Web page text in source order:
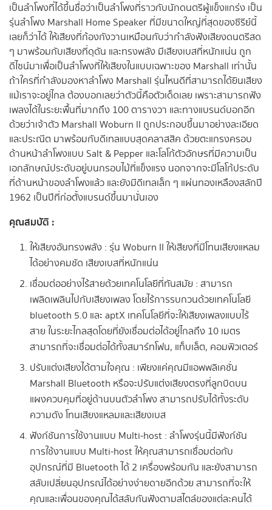
เป็นลำโพงที่ได้ขึ้นชื่อว่าเป็นลำโพงที่ราวกับนักดนตรีผู้แข็งแกร่ง เป็น
รุ่นลำโพง Marshall Home Speaker ที่มีขนาดใหญ่ที่สุดของซีรีย์นี้
เลยก็ว่าได้ ให้เสียงที่ก้องกังวานเหมือนกับว่ากำลังฟังเสียงดนตรีสด
ๆ มาพร้อมกับเสียงที่ดุดัน และทรงพลัง มีเสียงเบสที่หนักแน่น ถูก
ดีไซน์มาเพื่อเป็นลำโพงที่ให้เสียงในแบบเฉพาะของ Marshall เท่านั้น
ถ้าใครที่กำลังมองหาลำโพง Marshall รุ่นไหนดีที่สามารถได้ยินเสียง
แม้เราจะอยู่ไกล ต้องบอกเลยว่าตัวนี้คือตัวเด็ดเลย เพราะสามารถฟัง
เพลงได้ในระยะพื้นที่มากถึง 100 ตารางวา และทางแบรนด์บอกอีก
ด้วยว่าเจ้าตัว Marshall Woburn ll ถูกประกอบขึ้นมาอย่างละเอียด
และประณีต มาพร้อมกับดีเทลแบบสุดคลาสสิค ด้วยตะแกรงครอบ
ด้านหน้าลำโพงแบบ Salt & Pepper และโลโก้ตัวอักษรที่มีความเป็น
เอกลักษณ์ประดับอยู่บนกรอบไม้ที่แข็งแรง นอกจากจะมีโลโก้ประดับ
ที่ด้านหน้าของลำโพงแล้ว และยังมีดีเทลเล็ก ๆ แผ่นทองเหลืองสลักปี
1962 เป็นปีที่ก่อตั้งแบรนด์ขึ้นมานั่นเอง
คุณสมบัติ :
ให้เสียงอันทรงพลัง : รุ่น Woburn II ให้เสียงที่มีโทนเสียงแหลม
ได้อย่างคมชัด เสียงเบสที่หนักแน่น
เชื่อมต่ออย่างไร้สายด้วยเทคโนโลยีที่ทันสมัย : สามารถ
เพลิดเพลินไปกับเสียงเพลง โดยไร้การรบกวนด้วยเทคโนโลยี
bluetooth 5.0 และ aptX เทคโนโลยีที่จะให้เสียงเพลงแบบไร้
สาย ในระยะไกลสุดโดยที่ยังเชื่อมต่อได้อยู่ไกลถึง 10 เมตร
สามารถที่จะเชื่อมต่อได้ทั้งสมาร์ทโฟน, แท็บเล็ต, คอมพิวเตอร์
ปรับแต่งเสียงได้ตามใจคุณ : เพียงแค่คุณมีแอพพลิเคชั่น
Marshall Bluetooth หรือจะปรับแต่งเสียงตรงที่ลูกบิดบน
แผงควบคุมที่อยู่ด้านบนตัวลำโพง สามารถปรับได้ทั้งระดับ
ความดัง โทนเสียงแหลมและเสียงเบส
ฟังก์ชันการใช้งานแบบ Multi-host : ลำโพงรุ่นนี้มีฟังก์ชัน
การใช้งานแบบ Multi-host ให้คุณสามารถเชื่อมต่อกับ
อุปกรณ์ที่มี Bluetooth ได้ 2 เครื่องพร้อมกัน และยังสามารถ
สลับเปลี่ยนอุปกรณ์ได้อย่างง่ายดายอีกด้วย สามารถที่จะให้
คุณและเพื่อนของคุณได้สลับกันฟังตามสไตล์ของแต่ละคนได้